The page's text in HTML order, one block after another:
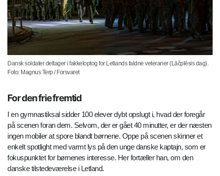
Dansk soldater deltager i fakkeloptog for Letlands faldne veteraner (Lāčplēsis dag).
Foto: Magnus Terp / Forsvaret
For den frie fremtid
I en gymnastiksal sidder 100 elever dybt opslugt i, hvad der foregår
på scenen foran dem. Selvom, der er gået 40 minutter, er der næsten
ingen mobiler at spore blandt børnene. Oppe på scenen skinner et
enkelt spotlight med varmt lys på den unge danske kaptajn, som er
fokuspunktet for børnenes interesse. Her fortæller han, om den
danske tilstedeværelse i Letland.